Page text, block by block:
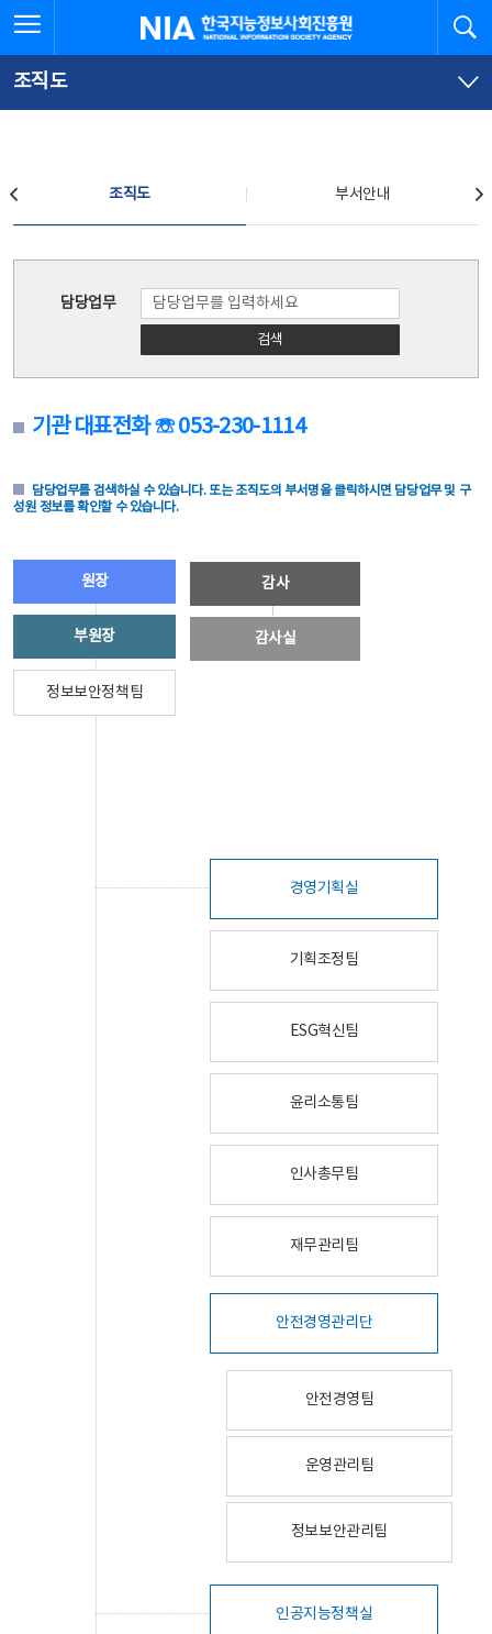
문
로
가
체
뉴
바
가
한국지능정보사회진흥원
조직도
조직도 부서안내
담당업무
검색
기관 대표전화 ☏ 053-230-1114
담당업무를 검색하실 수 있습니다. 또는 조직도의 부서명을 클릭하시면 담당업무 및 구
성원 정보를 확인할 수 있습니다.
원장
부원장
정보보안정책팀
감사
감사실
경영기획실
기획조정팀
ESG혁신팀
윤리소통팀
인사총무팀
재무관리팀
안전경영관리단
안전경영팀
운영관리팀
정보보안관리팀
인공지능정책실